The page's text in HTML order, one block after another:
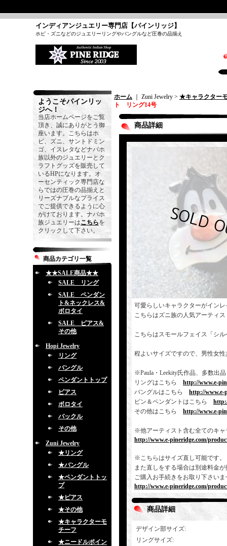
インディアンジュエリー専門店【パインリッジ】
ホピ・ズニなどのジュエリーリングやバングルなど圧巻の品揃え
ようこそパインリッ
ジへ！
当店ホームページをご覧
頂き、誠にありがとう御
座います。こちらはホ
ピ、ズニ、サントドミン
ゴ、イスレタなどナバホ
族以外のジュエリーとク
ラフトグッズを販売して
いるHPになります。オ
ーセンティック専門店な
らではの圧巻の品揃えと
リーズナブルなプライス
でご提供できるように心
がけております。ナバホ
族ジュエリーはこちらを
クリックして下さい。
商品カテゴリ一覧
★★SALE商品★★
SALE リング
SALE ペンダン
ト&ネックレス&
ボロタイ
SALE ピアス&
その他
Hopi Jewelry
リング
バングル
ペンダントトップ
ピアス
ボロタイ
バックル
その他
Zuni Jewelry
★リング
★バングル
★ペンダントトッ
プ
★ピアス
★その他
★キャラクターモ
チーフ
★ニードルポイン
ホーム ｜ Zuni Jewelry > ★キャラクター
ト リング14号
商品詳細
可愛らしいキャラクターがイン
こちらはズニ族の人気アーティ
こちらはスモールフェイス「シ
程よいサイズですので、男性女
※Paula・Leekity氏作品、多数出
リングはこちら http://www.e-
バングルはこちら http://www.e-
ピン＆ペンダントはこちら
その他はこちら http://www.e-
※他アーティスト含む全てのキ
http://www.e-pineridge.com/
※こちらはサイズ直し可能です
また直しをする場合は別途料金
ご購入お手続きをお取り下さいま
http://www.e-pineridge.com/
商品詳細
デザイン部サイズ:
リングサイズ: